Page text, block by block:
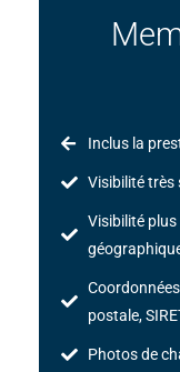
Inclus la
Visibilité très
Visibilité
postale,
Photos de